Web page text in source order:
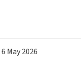
6 May 2026